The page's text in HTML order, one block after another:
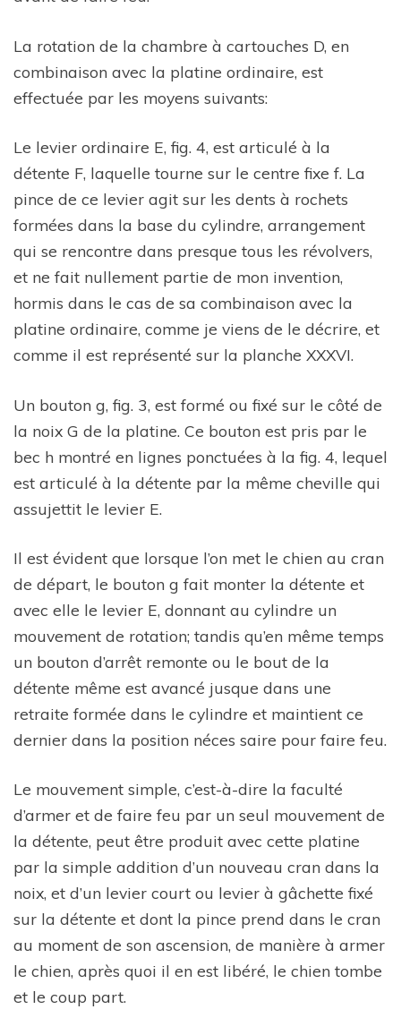
La rotation de la chambre à cartouches D, en
combinaison avec la platine ordinaire, est
effectuée par les moyens suivants:
Le levier ordinaire E, fig. 4, est articulé à la
détente F, laquelle tourne sur le centre fixe f. La
pince de ce levier agit sur les dents à rochets
formées dans la base du cylindre, arrangement
qui se rencontre dans presque tous les révolvers,
et ne fait nullement partie de mon invention,
hormis dans le cas de sa combinaison avec la
platine ordinaire, comme je viens de le décrire, et
comme il est représenté sur la planche XXXVI.
Un bouton g, fig. 3, est formé ou fixé sur le côté de
la noix G de la platine. Ce bouton est pris par le
bec h montré en lignes ponctuées à la fig. 4, lequel
est articulé à la détente par la même cheville qui
assujettit le levier E.
Il est évident que lorsque l’on met le chien au cran
de départ, le bouton g fait monter la détente et
avec elle le levier E, donnant au cylindre un
mouvement de rotation; tandis qu’en même temps
un bouton d’arrêt remonte ou le bout de la
détente même est avancé jusque dans une
retraite formée dans le cylindre et maintient ce
dernier dans la position néces saire pour faire feu.
Le mouvement simple, c’est-à-dire la faculté
d’armer et de faire feu par un seul mouvement de
la détente, peut être produit avec cette platine
par la simple addition d’un nouveau cran dans la
noix, et d’un levier court ou levier à gâchette fixé
sur la détente et dont la pince prend dans le cran
au moment de son ascension, de manière à armer
le chien, après quoi il en est libéré, le chien tombe
et le coup part.